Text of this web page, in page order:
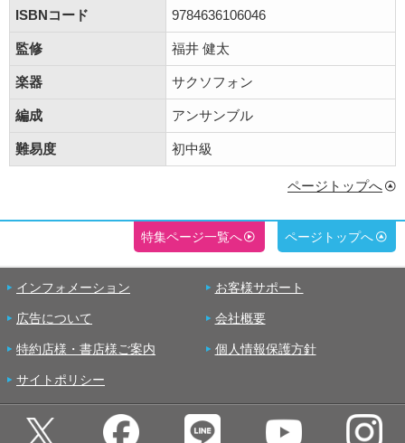
ISBNコード 9784636106046
監修 福井 健太
楽器 サクソフォン
編成 アンサンブル
難易度 初中級
ページトップへ
特集ページ一覧へ ページトップへ
インフォメーション お客様サポート
広告について 会社概要
特約店様・書店様ご案内 個人情報保護方針
サイトポリシー